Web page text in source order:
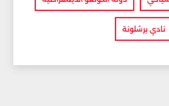
نادي برشلونة